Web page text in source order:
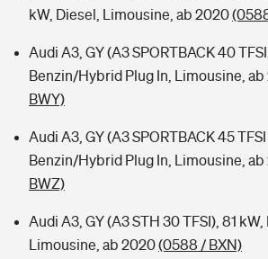
kW, Diesel, Limousine, ab 2020
Audi A3, GY (A3 SPORTBACK 40 TFSI
Benzin/Hybrid Plug In, Limousine,
BWY)
Audi A3, GY (A3 SPORTBACK 45 TFSI
Benzin/Hybrid Plug In, Limousine,
BWZ)
Audi A3, GY (A3 STH 30 TFSI), 81
Limousine, ab 2020(0588 / BXN)